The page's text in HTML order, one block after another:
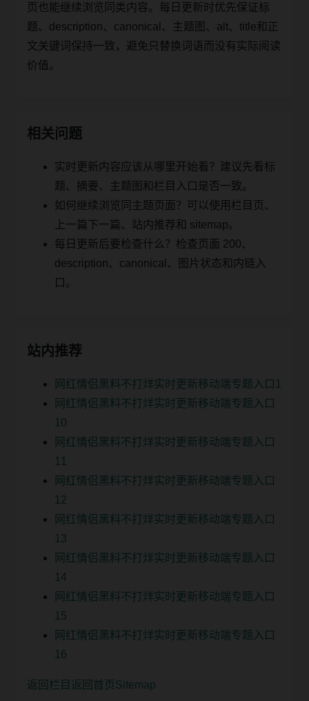
页也能继续浏览同类内容。每日更新时优先保证标
题、description、canonical、主题图、alt、title和正
文关键词保持一致，避免只替换词语而没有实际阅读
价值。
相关问题
实时更新内容应该从哪里开始看？建议先看标
题、摘要、主题图和栏目入口是否一致。
如何继续浏览同主题页面？可以使用栏目页、
上一篇下一篇、站内推荐和 sitemap。
每日更新后要检查什么？检查页面 200、
description、canonical、图片状态和内链入
口。
站内推荐
网红情侣黑料不打烊实时更新移动端专题入口1
网红情侣黑料不打烊实时更新移动端专题入口
10
网红情侣黑料不打烊实时更新移动端专题入口
11
网红情侣黑料不打烊实时更新移动端专题入口
12
网红情侣黑料不打烊实时更新移动端专题入口
13
网红情侣黑料不打烊实时更新移动端专题入口
14
网红情侣黑料不打烊实时更新移动端专题入口
15
网红情侣黑料不打烊实时更新移动端专题入口
16
返回栏目 返回首页 Sitemap